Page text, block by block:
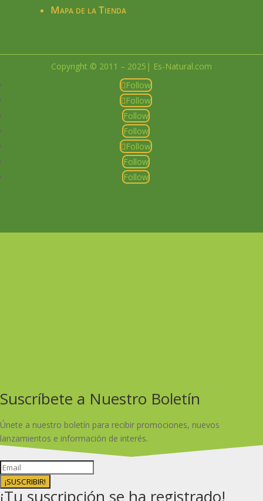
Mapa de la Tienda
Copyright © 2011 – 2025| Es-Natural.com
Follow
Follow
Follow
Follow
Follow
Follow
Follow
Suscríbete a Nuestro Boletín
Únete a nuestro boletín para recibir promociones, nuevos
lanzamientos e información de interés.
¡SUSCRIBIR!
¡Tu suscripción se ha registrado!